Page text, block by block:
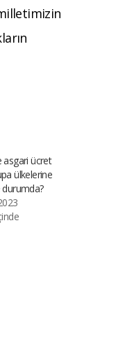
asgari ücret
ülkelerine
durumda?